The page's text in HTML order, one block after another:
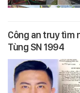
Công an truy tìm
Tùng SN 1994